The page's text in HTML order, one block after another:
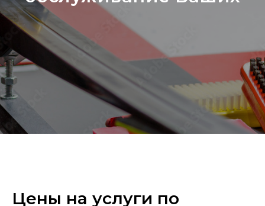
Цены на услуги по